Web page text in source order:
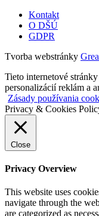
Kontakt
O DŠÚ
GDPR
Tvorba webstránky
Tieto internetové
personalizácií reklám a
Zásady používania
Privacy & Cookies
Close
Privacy Overview
This website uses
navigate through the
are categorized as